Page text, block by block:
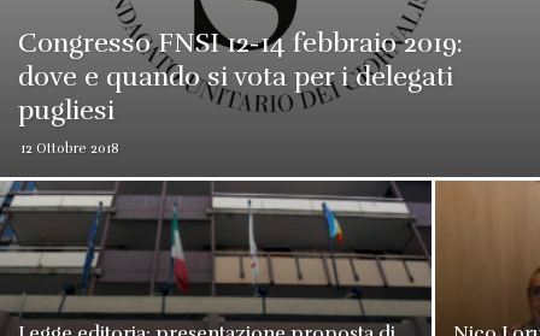
Congresso FNSI 12-14 febbraio 2019:
dove e quando si vota per i delegati
pugliesi
12 Ottobre 2018